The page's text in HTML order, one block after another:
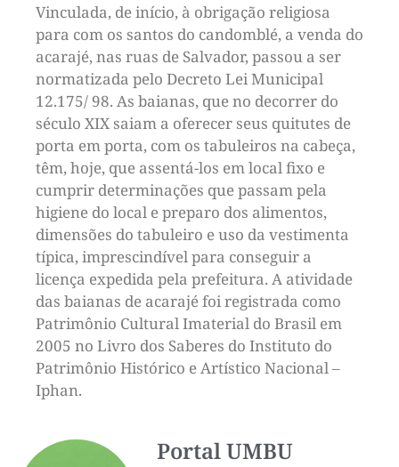
Vinculada, de início, à obrigação religiosa
para com os santos do candomblé, a venda do
acarajé, nas ruas de Salvador, passou a ser
normatizada pelo Decreto Lei Municipal
12.175/ 98. As baianas, que no decorrer do
século XIX saiam a oferecer seus quitutes de
porta em porta, com os tabuleiros na cabeça,
têm, hoje, que assentá-los em local fixo e
cumprir determinações que passam pela
higiene do local e preparo dos alimentos,
dimensões do tabuleiro e uso da vestimenta
típica, imprescindível para conseguir a
licença expedida pela prefeitura. A atividade
das baianas de acarajé foi registrada como
Patrimônio Cultural Imaterial do Brasil em
2005 no Livro dos Saberes do Instituto do
Patrimônio Histórico e Artístico Nacional –
Iphan.
Portal UMBU